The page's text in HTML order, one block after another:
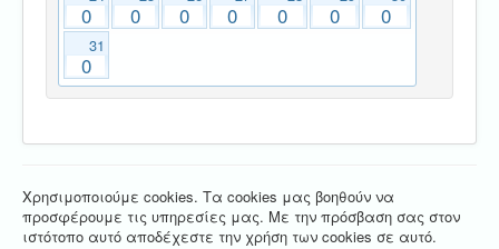
0 0 0 0 0 0 0
31
0
Χρησιμοποιούμε cookies. Τα cookies μας βοηθούν να
προσφέρουμε τις υπηρεσίες μας. Με την πρόσβαση σας στον
ιστότοπο αυτό αποδέχεστε την χρήση των cookies σε αυτό.